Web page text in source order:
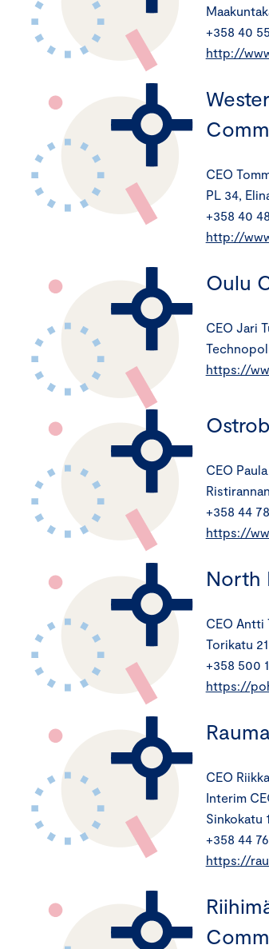
+358 40
http://
CEO
PL 34,
+358 40
http://
Oulu
CEO Jari
https://
CEO
+358 44
https://
North
CEO Antti
Torikatu
+358 500
https://
CEO
Interim
Sinkokatu
+358 44
https://